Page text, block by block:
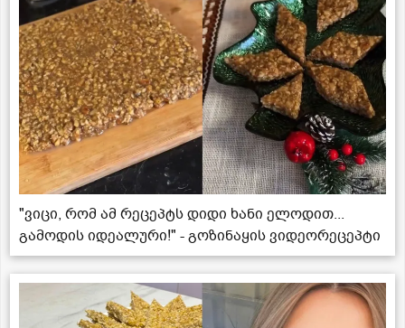
"ვიცი, რომ ამ რეცეპტს დიდი ხანი ელოდით...
გამოდის იდეალური!" - გოზინაყის ვიდეორეცეპტი